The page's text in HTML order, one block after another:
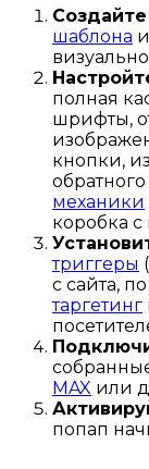
шаблона
полная
шрифты,
кнопки,
механики
коробка
триггеры
с сайта,
таргетинг
MAX или
попап